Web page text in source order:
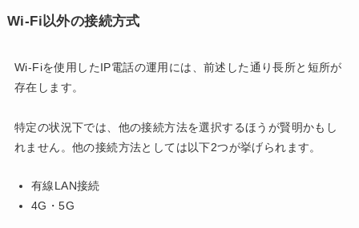
Wi-Fi以外の接続方式
Wi-Fiを使用したIP電話の運用には、前述した通り長所と短所が
存在します。
特定の状況下では、他の接続方法を選択するほうが賢明かもし
れません。他の接続方法としては以下2つが挙げられます。
有線LAN接続
4G・5G